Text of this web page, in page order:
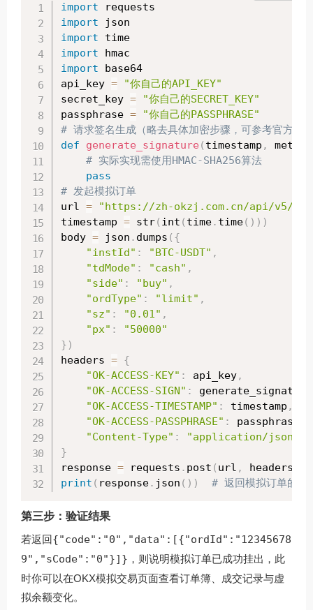
import
import
import
import
import base64
api_key =
"你自己的API_KEY"
secret_key =
"你自己的SECRET_KEY"
passphrase =
"你自己的PASSPHRASE"
# 请求签名生成（略去具体加密步骤，可参考官方文
def
generate_signature ( timestamp , method
# 实际实现需使用HMAC-SHA256算法
pass
# 发起模拟订单
url =
"https://zh-okzj.com.cn/api/v5/
timestamp = str( int ( time. time( ) ) )
body = json . dumps ( {
"instId" : "BTC-USDT" ,
"tdMode" : "cash" ,
"side" : "buy" ,
"ordType" : "limit" ,
"sz" : "0.01" ,
"px" :
"50000"
} )
headers = {
"OK-ACCESS-KEY" : api_key,
"OK-ACCESS-SIGN" : generate_signature
"OK-ACCESS-TIMESTAMP" : timestamp ,
"OK-ACCESS-PASSPHRASE" : passphrase
"Content-Type" :
"application/json"
}
response = requests . post ( url , headers
print ( response. json ( ) ) # 返回模拟订单的ID
第三步：验证结果
若返回{"code":"0","data":[{"ordId":"12345678
9","sCode":"0"}]} ，则说明模拟订单已成功挂出，此
时你可以在OKX模拟交易页面查看订单簿、成交记录与虚
拟余额变化。